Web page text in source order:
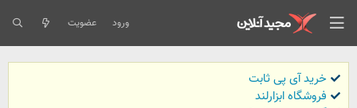
ورود عضویت
خرید آی پی ثابت
فروشگاه ابزارلند